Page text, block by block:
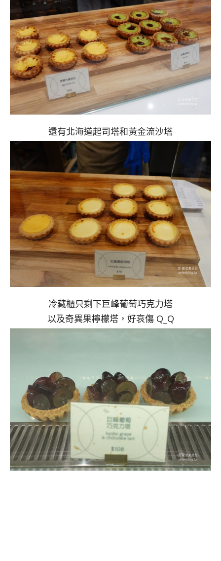
還有北海道起司塔和黃金流沙塔
冷藏櫃只剩下巨峰葡萄巧克力塔
以及奇異果檸檬塔，好哀傷 Q_Q